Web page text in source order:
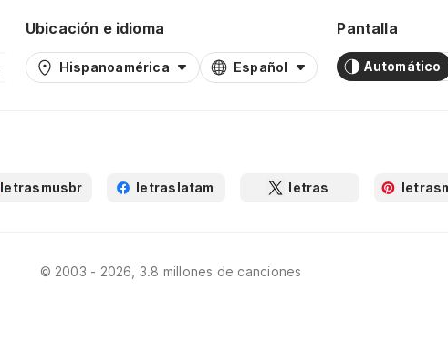
Ubicación e idioma
Hispanoamérica Español
Pantalla
Automático
letrasmusbr letraslatam letras
© 2003 - 2026, 3.8 millones de canciones